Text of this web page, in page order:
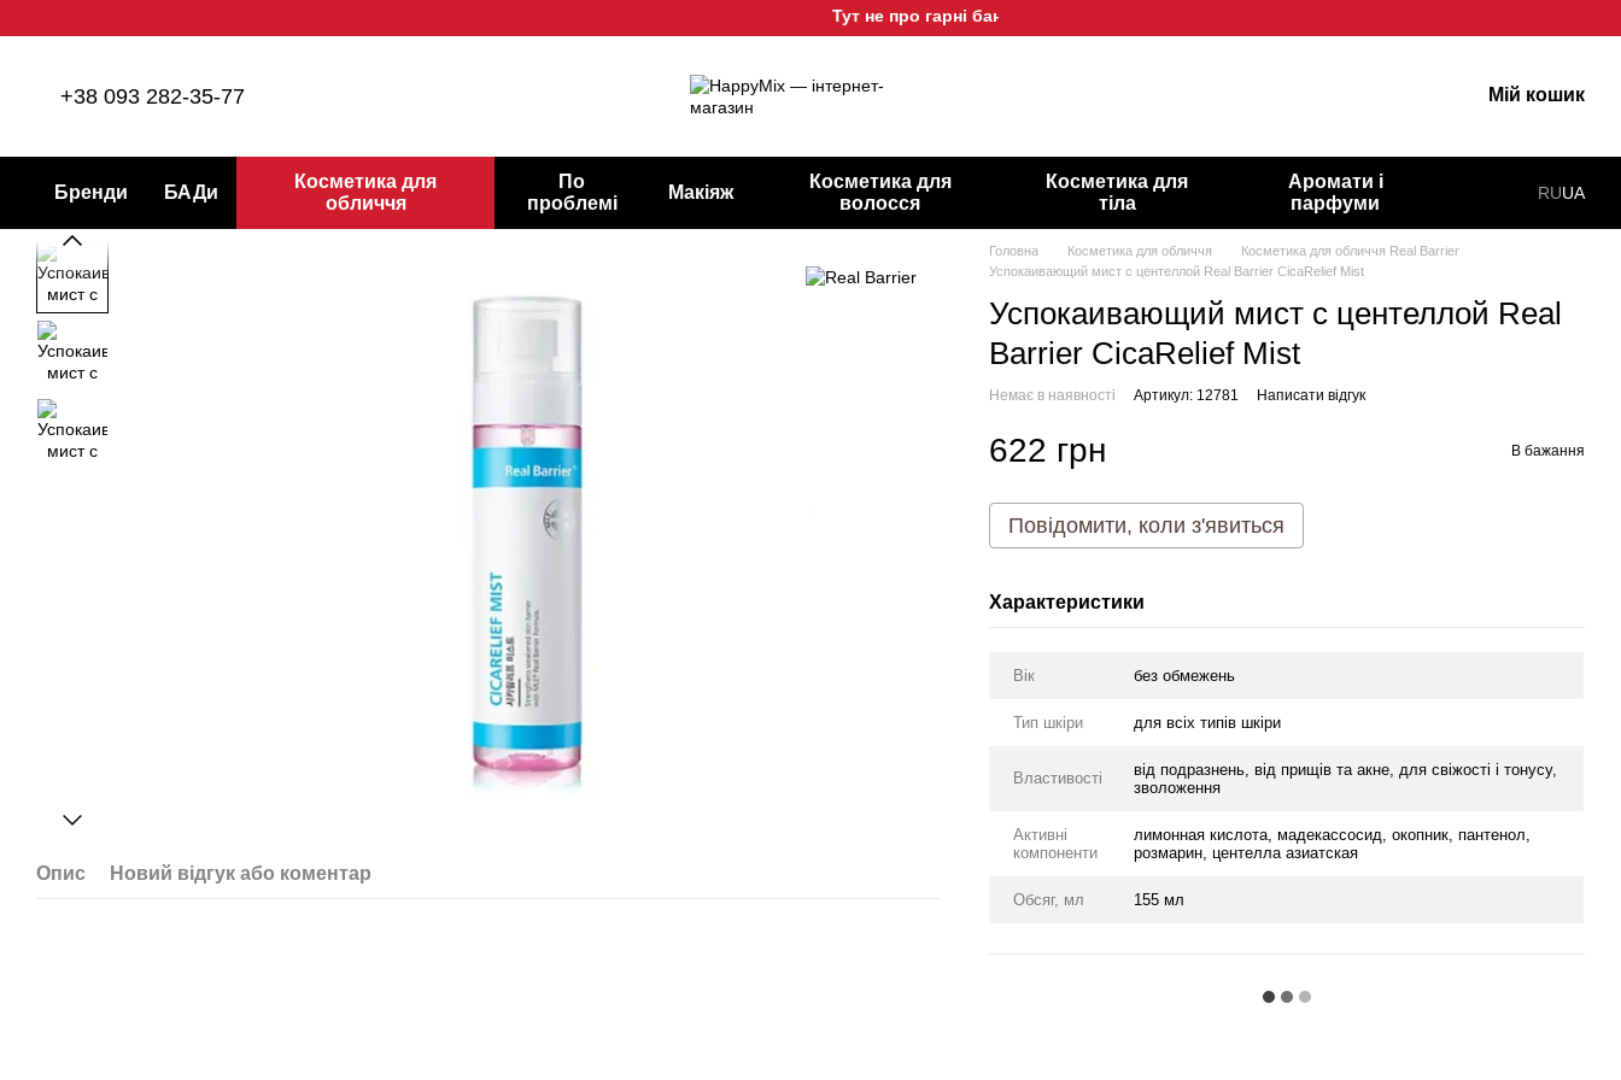
Тут не про гарні баночки, а про гарну шкіру!
+38 093 282-35-77 Мій кошик
Бренди БАДи
Косметика для
обличчя
По
проблемі
Макіяж
Косметика для
волосся
Косметика для
тіла
Аромати і
парфуми
RUUA
Опис Новий відгук або коментар
Головна Косметика для обличчя
Косметика для обличчя Real Barrier
Успокаивающий мист с центеллой Real Barrier CicaRelief Mist
Успокаивающий мист с центеллой Real
Barrier CicaRelief Mist
Немає в наявності Артикул: 12781 Написати відгук
622 грн В бажання
Повідомити, коли з'явиться
Характеристики
Вік без обмежень
Тип шкіри для всіх типів шкіри
Властивості
від подразнень, від прищів та акне, для свіжості і тонусу,
зволоження
Активні
компоненти
лимонная кислота, мадекассосид, окопник, пантенол,
розмарин, центелла азиатская
Обсяг, мл 155 мл